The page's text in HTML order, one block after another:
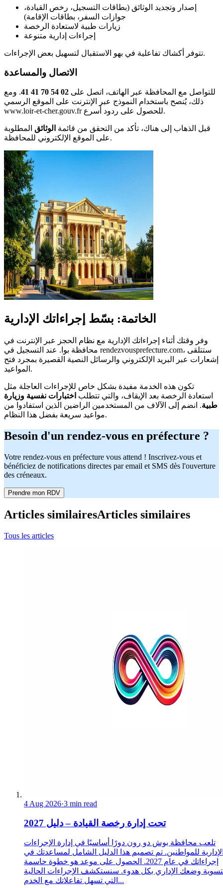
إصدار وتجديد الوثائق (بطاقات التسجيل، رخص القيادة،
جوازات السفر، بطاقات الإقامة)
زيارات طبية لاستعادة الرخصة
إجراءات إدارية متنوعة
تتوفر أكشاك تفاعلية في بهو الاستقبال لتسهيل بعض الإجراءات.
الاتصال والمساعدة
للتواصل مع المحافظة عبر الهاتف، اتصل على 02 54 70 41 41
. ومع
ذلك، يُنصح باستخدام النموذج عبر الإنترنت على الموقع الرسمي
www.loir-et-cher.gouv.fr للحصول على ردود أسرع.
قبل الذهاب إلى هناك، تأكد من التحقق من قائمة الوثائق المطلوبة
على الموقع الإلكتروني للمحافظة.
الخاتمة: بسّط إجراءاتك الإدارية
وفر وقتك أثناء إجراءاتك الإدارية مع نظام الحجز عبر الإنترنت في
محافظة بوا. عند التسجيل في rendezvousprefecture.com، ستتلقى
إشعارات عبر البريد الإلكتروني والرسائل النصية القصيرة بمجرد فتح
المواعيد.
تكون هذه الخدمة مفيدة بشكل خاص للإجراءات العاجلة مثل
استعادة الرخصة بعد الإيقاف، والتي تتطلب اختبارات نفسية وزيارة
طبية. انضم إلى الآلاف من المستخدمين الراضين الذين استفادوا من
مواعيد سريعة بفضل هذا النظام.
Besoin d'un rendez-vous en préfecture ?
Votre rendez-vous en préfecture vous attend ! Inscrivez-vous et
bénéficiez de notifications directes par email et SMS dès l'ouverture
des créneaux.
Prendre mon RDV
Articles similairesArticles similaires
Tous les articles
4 Aug 2026·3 min read
تحت إدارة رخصة القيادة – دليل 2027
تلعب محافظة بوش دو رون دورًا أساسيًا في إدارة الإجراءات
للمواطنين. تم تصميم هذا الدليل الشامل لمساعدتك في
إجراءاتك في عام 2027. الحصول على موعد هو خطوة حاسمة
وضعك الإداري بكل هدوء. سنستكشف الإجراءات الحالية
التي تسهل تفاعلاتك مع الخدم...